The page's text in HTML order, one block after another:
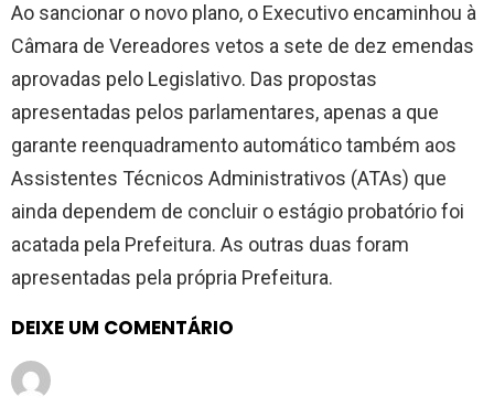
Ao sancionar o novo plano, o Executivo encaminhou à
Câmara de Vereadores vetos a sete de dez emendas
aprovadas pelo Legislativo. Das propostas
apresentadas pelos parlamentares, apenas a que
garante reenquadramento automático também aos
Assistentes Técnicos Administrativos (ATAs) que
ainda dependem de concluir o estágio probatório foi
acatada pela Prefeitura. As outras duas foram
apresentadas pela própria Prefeitura.
DEIXE UM COMENTÁRIO